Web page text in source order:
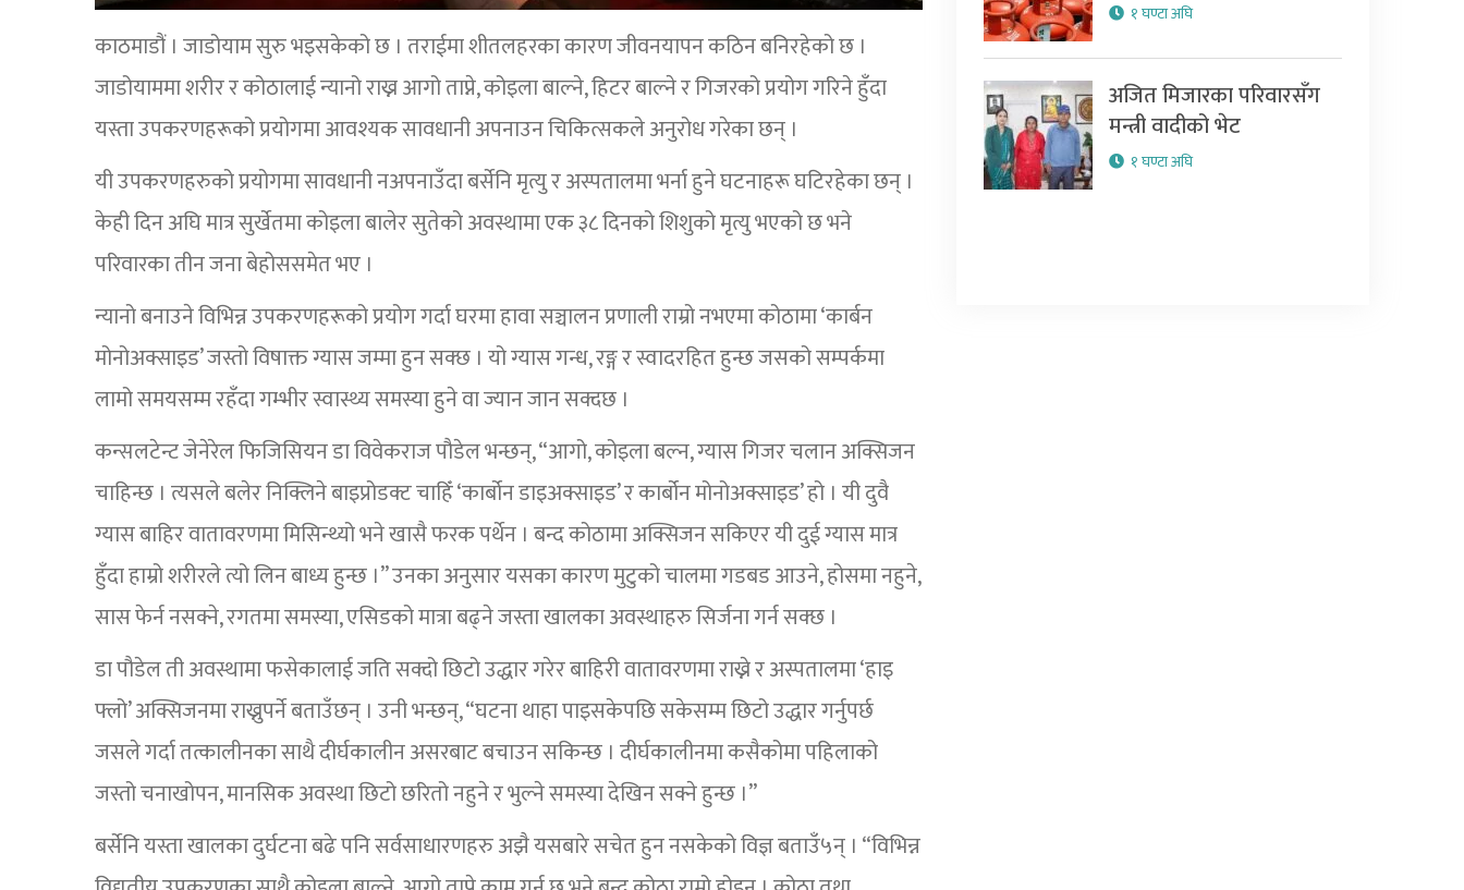
काठमाडौं । जाडोयाम सुरु भइसकेको छ । तराईमा शीतलहरका कारण जीवनयापन कठिन बनिरहेको छ ।
जाडोयाममा शरीर र कोठालाई न्यानो राख्न आगो ताप्ने, कोइला बाल्ने, हिटर बाल्ने र गिजरको प्रयोग गरिने हुँदा
यस्ता उपकरणहरूको प्रयोगमा आवश्यक सावधानी अपनाउन चिकित्सकले अनुरोध गरेका छन् ।
यी उपकरणहरुको प्रयोगमा सावधानी नअपनाउँदा बर्सेनि मृत्यु र अस्पतालमा भर्ना हुने घटनाहरू घटिरहेका छन् ।
केही दिन अघि मात्र सुर्खेतमा कोइला बालेर सुतेको अवस्थामा एक ३८ दिनको शिशुको मृत्यु भएको छ भने
परिवारका तीन जना बेहोससमेत भए ।
न्यानो बनाउने विभिन्न उपकरणहरूको प्रयोग गर्दा घरमा हावा सञ्चालन प्रणाली राम्रो नभएमा कोठामा ‘कार्बन
मोनोअक्साइड’ जस्तो विषाक्त ग्यास जम्मा हुन सक्छ । यो ग्यास गन्ध, रङ्ग र स्वादरहित हुन्छ जसको सम्पर्कमा
लामो समयसम्म रहँदा गम्भीर स्वास्थ्य समस्या हुने वा ज्यान जान सक्दछ ।
कन्सलटेन्ट जेनेरेल फिजिसियन डा विवेकराज पौडेल भन्छन्, “आगो, कोइला बल्न, ग्यास गिजर चलान अक्सिजन
चाहिन्छ । त्यसले बलेर निक्लिने बाइप्रोडक्ट चाहिँ ‘कार्बोन डाइअक्साइड’ र कार्बोन मोनोअक्साइड’ हो । यी दुवै
ग्यास बाहिर वातावरणमा मिसिन्थ्यो भने खासै फरक पर्थेन । बन्द कोठामा अक्सिजन सकिएर यी दुई ग्यास मात्र
हुँदा हाम्रो शरीरले त्यो लिन बाध्य हुन्छ ।” उनका अनुसार यसका कारण मुटुको चालमा गडबड आउने, होसमा नहुने,
सास फेर्न नसक्ने, रगतमा समस्या, एसिडको मात्रा बढ्ने जस्ता खालका अवस्थाहरु सिर्जना गर्न सक्छ ।
डा पौडेल ती अवस्थामा फसेकालाई जति सक्दो छिटो उद्धार गरेर बाहिरी वातावरणमा राख्ने र अस्पतालमा ‘हाइ
फ्लो’ अक्सिजनमा राख्नुपर्ने बताउँछन् । उनी भन्छन्, “घटना थाहा पाइसकेपछि सकेसम्म छिटो उद्धार गर्नुपर्छ
जसले गर्दा तत्कालीनका साथै दीर्घकालीन असरबाट बचाउन सकिन्छ । दीर्घकालीनमा कसैकोमा पहिलाको
जस्तो चनाखोपन, मानसिक अवस्था छिटो छरितो नहुने र भुल्ने समस्या देखिन सक्ने हुन्छ ।”
बर्सेनि यस्ता खालका दुर्घटना बढे पनि सर्वसाधारणहरु अझै यसबारे सचेत हुन नसकेको विज्ञ बताउँ५न् । “विभिन्न
१ घण्टा अघि
अजित मिजारका परिवारसँग
मन्त्री वादीको भेट
१ घण्टा अघि